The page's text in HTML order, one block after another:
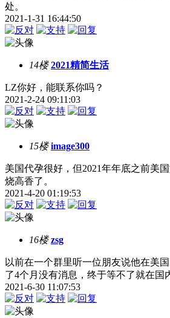
处。
2021-1-31 16:44:50
14楼 2021精简生活
LZ你好，能联系你吗？
2021-2-24 09:11:03
15楼 image300
美国代孕很好，但2021年年底之前美
烧高香了。
2021-4-20 01:19:53
16楼 zsg
以前在一个群里听一位朋友说他在美
了4个月没有消息，终于等不了就在国
2021-6-30 11:07:53